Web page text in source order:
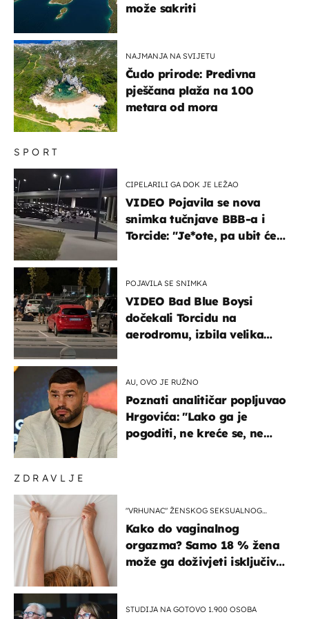
ZDRAVLJE
"VRHUNAC" ŽENSKOG SEKSUALNOG
Kako do vaginalnog
orgazma? Samo 18 % žena
može ga doživjeti isključivo
STUDIJA NA GOTOVO 1.900 OSOBA
SPORT
CIPELARILI GA DOK JE LEŽAO
VIDEO Pojavila se nova
snimka tučnjave BBB-a i
Torcide: "Je*ote, pa ubit će
POJAVILA SE SNIMKA
VIDEO Bad Blue Boysi
dočekali Torcidu na
aerodromu, izbila velika
AU, OVO JE RUŽNO
Poznati analitičar popljuvao
Hrgovića: "Lako ga je
pogoditi, ne kreće se, ne
može sakriti
NAJMANJA NA SVIJETU
Čudo prirode: Predivna
pješčana plaža na 100
metara od mora